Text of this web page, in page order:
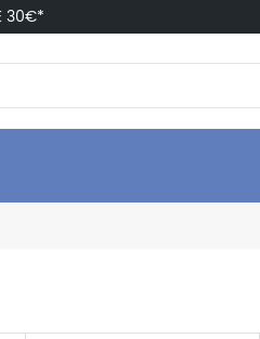
30€*